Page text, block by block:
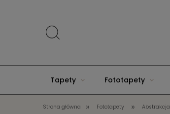
Tapety Fototapety
Akcesoria do domu
Strona główna » Fototapety » Abstrakcja